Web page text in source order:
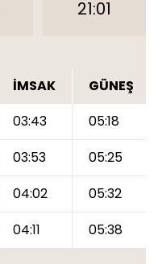
21:01
İMSAK
GÜNEŞ
03:43
05:18
03:53
05:25
04:02
05:32
04:11 05:38